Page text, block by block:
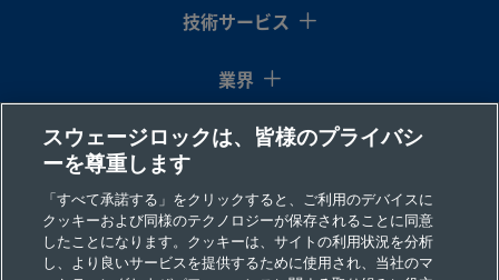
技術サービス
業界
コラム
リソース
会社情報
スウェージロックは、皆様のプライバシ
ーを尊重します
「すべて承諾する」をクリックすると、ご利用のデバイスに
クッキーおよび同様のテクノロジーが保存されることに同意
したことになります。クッキーは、サイトの利用状況を分析
し、より良いサービスを提供するために使用され、当社のマ